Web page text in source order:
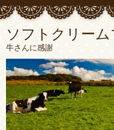
ソフトクリー
牛さんに感謝